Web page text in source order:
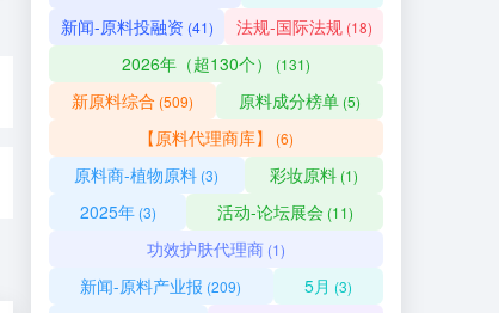
新闻-原料投融资 (41) 法规-国际法规(18)
2026年（超130个） (131)
新原料综合 (509) 原料成分榜单 (5)
【原料代理商库】 (6)
原料商-植物原料 (3) 彩妆原料(1)
2025年(3) 活动-论坛展会 (11)
功效护肤代理商 (1)
新闻-原料产业报 (209) 5月 (3)